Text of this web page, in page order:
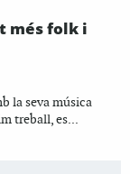
més folk i
la seva música
treball, es...